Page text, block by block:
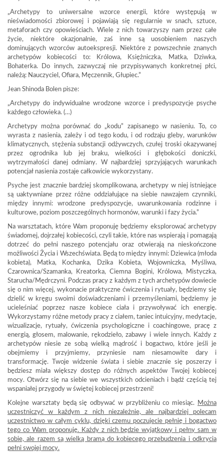
„Archetypy to uniwersalne wzorce energii, które występują w
nieświadomości zbiorowej i pojawiają się regularnie w snach, sztuce,
metaforach czy opowieściach. Wiele z nich towarzyszy nam przez całe
życie, niektóre okazjonalnie, zaś inne są uosobieniem naszych
dominujących wzorców autoekspresji. Niektóre z powszechnie znanych
archetypów kobiecości to: Królowa, Księżniczka, Matka, Dziwka,
Bohaterka. Do innych, zazwyczaj nie przypisywanych konkretnej płci,
należą: Nauczyciel, Ofiara, Męczennik, Głupiec.”
Jean Shinoda Bolen pisze:
„Archetypy do indywidualne wrodzone wzorce i predyspozycje psyche
każdego człowieka. (…)
Archetypy można porównać do „kodu” zapisanego w nasieniu. To, co
wyrasta z nasienia, zależy i od tego kodu, i od rodzaju gleby, warunków
klimatycznych, stężenia substancji odżywczych, czułej troski okazywanej
przez ogrodnika lub jej braku, wielkości i głębokości doniczki,
wytrzymałości danej odmiany. W najbardziej sprzyjających warunkach
potencjał nasienia zostaje całkowicie wykorzystany.
Psyche jest znacznie bardziej skomplikowana, archetypy w niej istniejące
są uaktywniane przez różne oddziałujące na siebie nawzajem czynniki,
między innymi: wrodzone predyspozycje, uwarunkowania rodzinne i
kulturowe, poziom poszczególnych hormonów, warunki i fazy życia.”
Na warsztatach, które Wam proponuję będziemy eksplorować archetypy
świadomej, dojrzałej kobiecości, czyli takie, które nas wspierają i pomagają
dotrzeć do pełni naszego potencjału oraz otwierają na nieskończone
możliwości Życia i Wszechświata. Będą to między innymi: Dziewica (młoda
kobieta), Matka, Kochanka, Dzika Kobieta, Wojowniczka, Myśliwa,
Czarownica/Szamanka, Kreatorka, Ciemna Bogini, Królowa, Mistyczka,
Starucha/Mędrczyni. Podczas pracy z każdym z tych archetypów dowiecie
się o nim więcej, wykonacie praktyczne ćwiczenia i rytuały, będziemy się
dzielić w kręgu swoimi doświadczeniami i przemyśleniami, będziemy je
ucieleśniać poprzez nasze kobiece ciała i przywoływać ich energię.
Wykorzystamy różne metody pracy z ciałem, taniec intuicyjny, medytacje,
wizualizacje, rytuały, ćwiczenia psychologiczne i coachingowe, pracę z
energią, głosem, malowanie, rękodzieło, zabawy i wiele innych. Każdy z
archetypów niesie ze sobą wielką mądrość i bogactwo, które jeśli je
obejmiemy i przyjmiemy, przyniesie nam niesamowite dary i
transformację. Twoje widzenie świata i siebie znacznie się poszerzy i
będziesz miała większy dostęp do różnych aspektów Twojej kobiecej
mocy. Otwórz się na siebie we wszystkich odcieniach i bądź częścią tej
wspaniałej przygody w świętej kobiecej przestrzeni!
Kolejne warsztaty będą się odbywać w przybliżeniu co miesiąc.
Można
uczestniczyć w każdym z nich niezależnie, ale najbardziej polecam
uczestnictwo w całym cyklu, dzięki czemu poczujecie pełnię i bogactwo
tego co Wam proponuję. Każdy z nich będzie wyjątkowy i pełny sam w
sobie, ale razem są wielką bramą do kobiecego przebudzenia i odkrycia
pełni swojej mocy.